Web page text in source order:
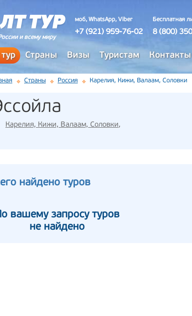
и всему миру
моб, WhatsApp, Viber
+7 (921) 959-76-02
Бесплатная
8 (800)
Страны Визы Туристам Контакты
Страны Россия Карелия, Кижи, Валаам, Соловки
Карелия, Кижи, Валаам, Соловки,
найдено туров
вашему запросу туров
не найдено